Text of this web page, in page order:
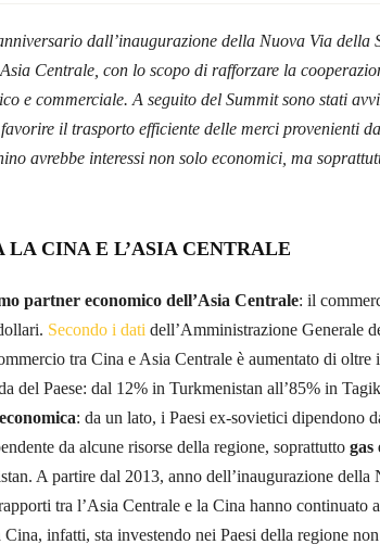
dall’inaugurazione della Nuova Via della
Centrale, con lo scopo di rafforzare la
e commerciale. A seguito del Summit sono stati
il trasporto efficiente delle merci provenienti
avrebbe interessi non solo economici, ma
CINA E L’ASIA CENTRALE
partner economico dell’Asia Centrale: il
Secondo i dati dell’Amministrazione Generale
tra Cina e Asia Centrale è aumentato di oltre
del Paese: dal 12% in Turkmenistan all’85% in
economica: da un lato, i Paesi ex-sovietici dipendono
da alcune risorse della regione, soprattutto gas
A partire dal 2013, anno dell’inaugurazione
tra l’Asia Centrale e la Cina hanno continuato
infatti, sta investendo nei Paesi della regione